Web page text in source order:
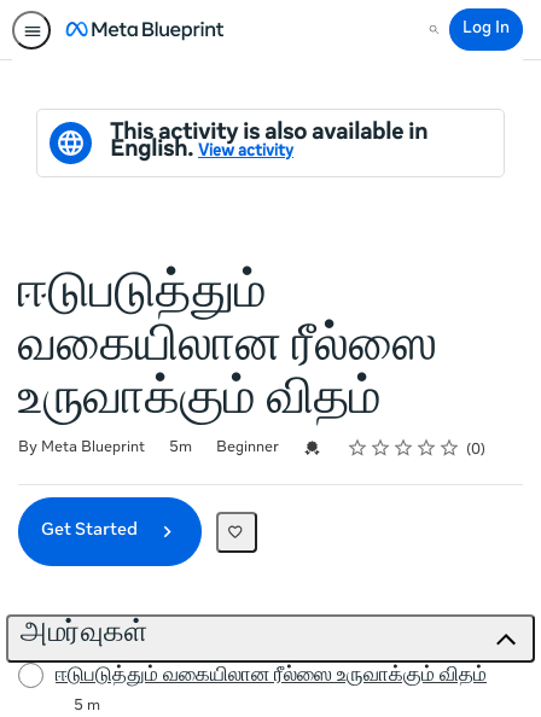
Search
Log In
This activity is also available in
English. View activity
ஈடுபடுத்தும்
வகையிலான ரீல்ஸை
உருவாக்கும் விதம்
By Meta Blueprint
Duration 5m
Difficulty Beginner Credential For Completion
Rating
1 star
2 stars
3 stars
4 stars
5 stars
Average rating: 0 0
No reviews
Get Started
அமர்வுகள்
ஈடுபடுத்தும் வகையிலான ரீல்ஸை உருவாக்கும் விதம்
5 m